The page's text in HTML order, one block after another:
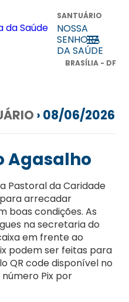
SANTUÁRIO
NOSSA
SENHORA
DA SAÚDE
BRASÍLIA - DF
› 08/06/2026
Agasalho
Pastoral da Caridade
arrecadar
boas condições. As
na secretaria do
em frente ao
podem ser feitas para
QR code disponível no
Pix por